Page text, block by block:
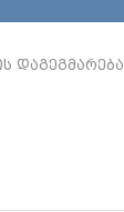
დაგეგმარება